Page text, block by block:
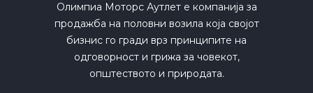
Олимпиа Моторс Аутлет е компанија за
продажба на половни возила која својот
бизнис го гради врз принципите на
одговорност и грижа за човекот,
општеството и природата.